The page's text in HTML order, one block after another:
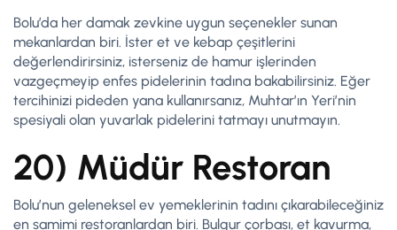
Bolu’da her damak zevkine uygun seçenekler sunan
mekanlardan biri. İster et ve kebap çeşitlerini
değerlendirirsiniz, isterseniz de hamur işlerinden
vazgeçmeyip enfes pidelerinin tadına bakabilirsiniz. Eğer
tercihinizi pideden yana kullanırsanız, Muhtar’ın Yeri’nin
spesiyali olan yuvarlak pidelerini tatmayı unutmayın.
20) Müdür Restoran
Bolu’nun geleneksel ev yemeklerinin tadını çıkarabileceğiniz
en samimi restoranlardan biri. Bulgur çorbası, et kavurma,